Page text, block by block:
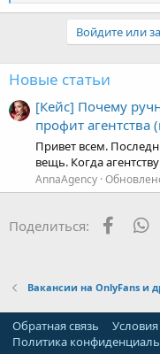
Р
ц
и
Tim Tim
Новые статьи
[Кейс] Почему
профит
Привет всем.
вещь. Когда
Вакансии на OnlyFans и
Обратная связь
Политика